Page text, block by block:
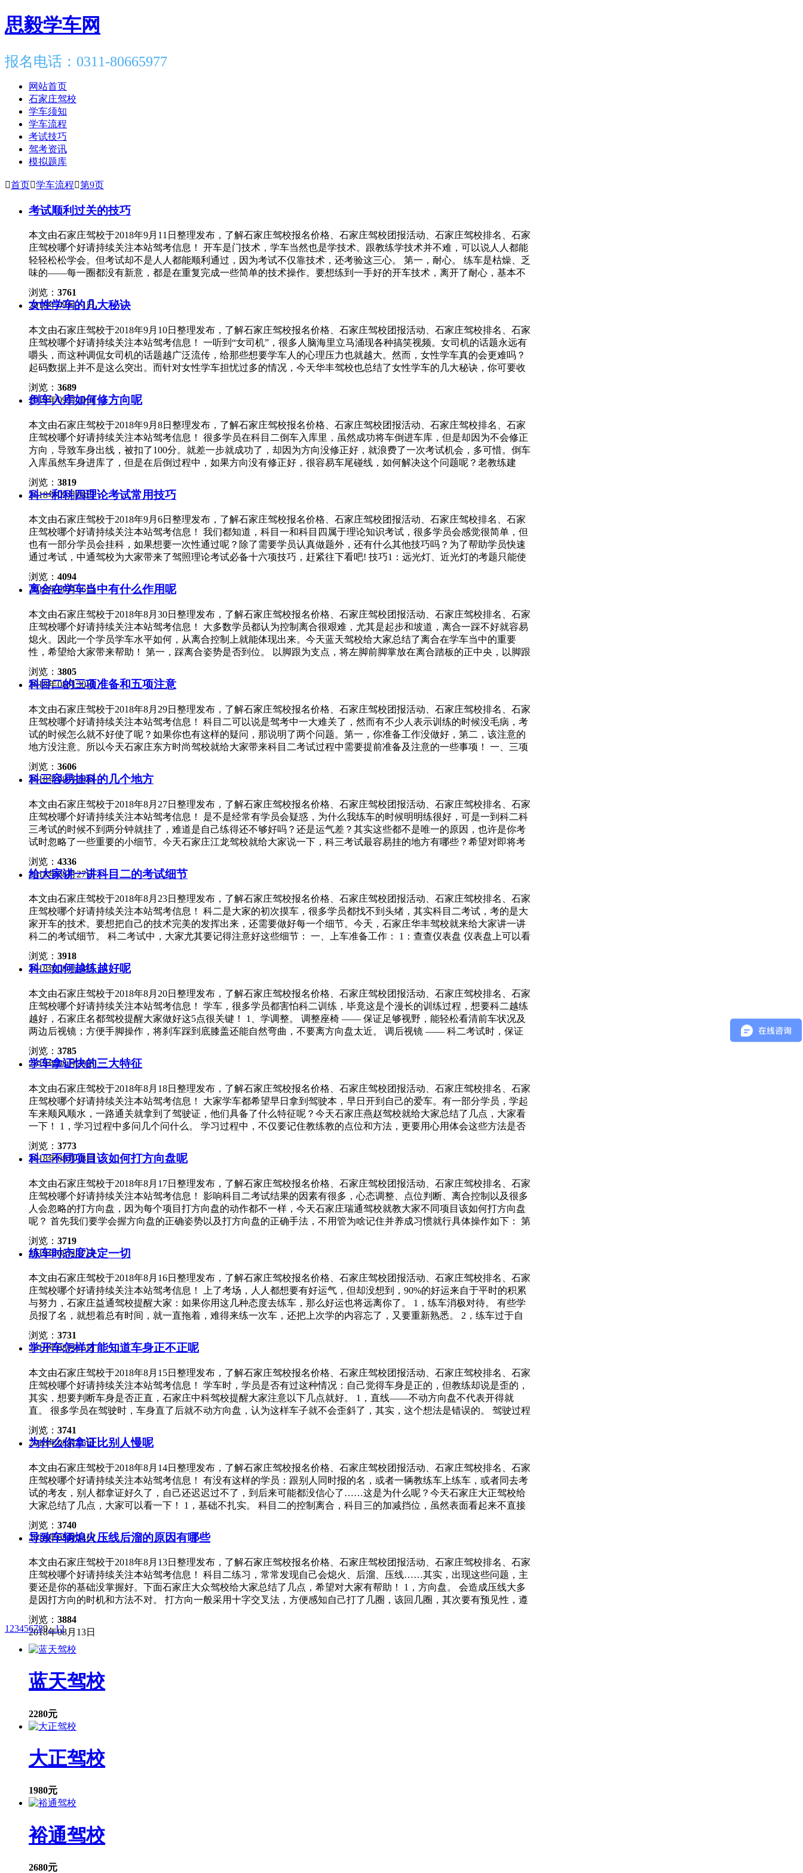
思毅学车网
报名电话：0311-80665977
网站首页
石家庄驾校
学车须知
学车流程
考试技巧
驾考资讯
模拟题库
首页学车流程第9页
考试顺利过关的技巧
本文由石家庄驾校于2018年9月11日整理发布，了解石家庄驾校报名价格、石家庄驾校团报活动、石家庄驾校排名、石家
庄驾校哪个好请持续关注本站驾考信息！ 开车是门技术，学车当然也是学技术。跟教练学技术并不难，可以说人人都能
轻轻松松学会。但考试却不是人人都能顺利通过，因为考试不仅靠技术，还考验这三心。 第一，耐心。 练车是枯燥、乏
味的——每一圈都没有新意，都是在重复完成一些简单的技术操作。要想练到一手好的开车技术，离开了耐心，基本不
可能。 第二，细心。 驾考、开车永远离不开细心。比如考试时，细心检查安全带、仪表盘，细心看好点位，细心做好每
个操作。可以肯定，开车不细心，驾考必然挂。 第三，专心。 练车要专心致志，考试更要专心致志，因为这是破解考试
紧张的最好方法。有的学员考试时，紧张到大脑一片空白，如果这时候什么也不想，只是专心完成眼下的每一个操作，
就会发现紧张情绪完全被“忘掉”了。 冀安驾校提醒大家：教练更希望大家，在通过考试、拿到驾照以后，仍然能保持上
车细心、上路耐心、开车专心，这样才能保证安全，这样才是对自己和家人负责。
浏览： 3761
2018年09月11日
女性学车的几大秘诀
本文由石家庄驾校于2018年9月10日整理发布，了解石家庄驾校报名价格、石家庄驾校团报活动、石家庄驾校排名、石家
庄驾校哪个好请持续关注本站驾考信息！ 一听到“女司机”，很多人脑海里立马涌现各种搞笑视频。女司机的话题永远有
嚼头，而这种调侃女司机的话题越广泛流传，给那些想要学车人的心理压力也就越大。然而，女性学车真的会更难吗？
起码数据上并不是这么突出。而针对女性学车担忧过多的情况，今天华丰驾校也总结了女性学车的几大秘诀，你可要收
集好了哦！ 第一，练车前。 1，穿着有讲究。 ①千万别穿高跟鞋，平底鞋最合适！ ②发型、帽子别遮挡视线哦！ ③别
穿奇装异服（特大的袖子或者各种“奇怪的布条”），冬天别太臃肿。 ④可以的话，太大或者厚重手镯脚镯就不要带了~
2，个人注意点。 个子娇小的女性如果发现视线不好，可以去买一个坐垫哦！ 3，备考有方法。 科目一科目四的理论题
库千把道，如果你等到考前在突击，往往要全军覆没。报名后就可以开始好好准备了，每天看一些，考前在模拟考练练
手，轻松考过。 第二，练车中。 1，脸皮要厚。 接触过很多女性朋友学车，都是习惯“不懂装懂”。并不是说她不好学，
主要还是“怕教练”“怕笑话”“怕丢人”。学车大家都是新手，你的问题也许也是别人的问题，鼓起勇气问吧！ 2，胆子要
大。 女性有一个普遍的问题，那就是畏手畏脚！学车很危险，但是教练在旁边，他脚下有副刹的！而且科目二的油门也
是关了的，不要害怕那么多，教练怎么说大胆去操作就是了！ 3，担忧要少。 少点担忧稳住心态。很多女性朋友一紧张
就脑子空白，不知道如何操作。这主要还是心态不好，一焦虑就不能冷静思考。其实大家学车都会犯些低级错误，但是
不错误留在训练场而不是考场甚至马路上，不是更好吗？ 第三，考试。 1，平常心。 既然已经来考试了，那么说明教练
脚。 信心要有，准备也要有！在侯考室时候，不要干坐着，不然反而可能焦急起来。你可以看看考试流程，或者脑海里
面再仔细思考下细节。也许就这么过一遍，考试就过了呢？
浏览： 3689
2018年09月10日
倒车入库如何修方向呢
本文由石家庄驾校于2018年9月8日整理发布，了解石家庄驾校报名价格、石家庄驾校团报活动、石家庄驾校排名、石家
庄驾校哪个好请持续关注本站驾考信息！ 很多学员在科目二倒车入库里，虽然成功将车倒进车库，但是却因为不会修正
方向，导致车身出线，被扣了100分。就差一步就成功了，却因为方向没修正好，就浪费了一次考试机会，多可惜。倒车
入库虽然车身进库了，但是在后倒过程中，如果方向没有修正好，很容易车尾碰线，如何解决这个问题呢？老教练建
议，小角度双手扶住方向盘修正是最好的。今天永泰驾校教大家一个简单的方法，让你一分钟马上学会修方向！, 1，在
车子回正方向后，观察后视镜，一般这时候观察右边后视镜，车身与边线如果平行了，直接继续后倒即可。如果车身与
边线不平行，就要小幅度修正，直到平行。这里需要注意的是，离合器控制平稳，控制慢，让车子的速度慢下来，留给
自己多一点时间来调整。 2，修方向的时候，双手不要离开方向盘，防止乱向。很多考试车由于用久了，方向盘比较
松，稍微没扶稳，方向就会有变化。本来修正就只要小角度修，但是如果方向盘不稳，就达不到预期的调整效果。切勿
双手交叉打方向，我们之前说的双手不离开方向盘就是为了不乱向，交叉打方向乱向了，车身就会出库。 3，后视镜
中，如果车尾往右偏，那方向盘向右打半圈，让车慢慢走到平行。同理，车尾往左边偏，则方向盘往左打半圈。注意，
在修平行的时候，也要观察左边后视镜下边线与车库前边线的距离，一般镜子下边线与库顶线重合即可停车。虽然小角
度修是原则，但是如果车尾偏太多的话，修的时候要适当加大角度，一般是打到12点钟方向，但是偏太多就可以修到2点
钟方向。 4，当车身与边线平行时，方向马上回正，到停车点就停车就好了。如果车身还未完全平行，但是已经到停车
浏览： 3819
2018年09月08日
科一和科四理论考试常用技巧
本文由石家庄驾校于2018年9月6日整理发布，了解石家庄驾校报名价格、石家庄驾校团报活动、石家庄驾校排名、石家
庄驾校哪个好请持续关注本站驾考信息！ 我们都知道，科目一和科目四属于理论知识考试，很多学员会感觉很简单，但
也有一部分学员会挂科，如果想要一次性通过呢？除了需要学员认真做题外，还有什么其他技巧吗？为了帮助学员快速
通过考试，中通驾校为大家带来了驾照理论考试必备十六项技巧，赶紧往下看吧! 技巧1：远光灯、近光灯的考题只能使
用近光灯，不准使用远光灯。遇到雾天选防雾灯。 技巧2：红色是禁令、黄色是警告、蓝色是指示，三种颜色都没有是
辅助。 技巧3：禁令对禁止、警告对警告、指示对指示，相同就对，不相同就错。 技巧4：黄灯亮与黄灯闪烁只一字之
差。“闪烁”确保安全;“亮”不准通行，但越线的可通行。 技巧5：学车年龄的：中型客车选中数不胜数，其余选大数;判断
题是对的。 技巧6：只有冰雪道路是下坡先行，其余都是上坡先行。如果出现两个上坡先行，就选字多的。 技巧7：有省
选省，无省选县。 技巧8：户籍地对户籍地，暂住地对暂住地。 技巧9：与伤员有关的判断题：只有“不需要配合人工呼
吸”、“远心端”和“软质担架”是错的，先固定后止血是错的其他都是对的。 技巧10：车辆检验的判断题都是对的。 技巧
11：关于载人：有不准载人，选不准载人;没有，选带5人的。 技巧12：交通事故责任的判断题都是错的。 技巧13：一个
计分周期12分有关的考题：记分“满”12分有“考试”和记分未达到12分的判断题都是错的，其他是对的。 技巧14：与伤员
有关的选择题：一般选择字多的。一般选C，肢体固定选1/3处此选项不一定是C。 技巧15：违章记分的考题：违章记12
分的判断题都是对的;违章记多少分的选择题选择6分;记3分选择违章行为全选B答案。 技巧16：有关天数的考题：只要记
浏览： 4094
2018年09月06日
离合在学车当中有什么作用呢
本文由石家庄驾校于2018年8月30日整理发布，了解石家庄驾校报名价格、石家庄驾校团报活动、石家庄驾校排名、石家
庄驾校哪个好请持续关注本站驾考信息！ 大多数学员都认为控制离合很艰难，尤其是起步和坡道，离合一踩不好就容易
熄火。因此一个学员学车水平如何，从离合控制上就能体现出来。今天蓝天驾校给大家总结了离合在学车当中的重要
性，希望给大家带来帮助！ 第一，踩离合姿势是否到位。 以脚跟为支点，将左脚前脚掌放在离合踏板的正中央，以脚跟
为支点上下移动。 第二，判断半联动是否准确。 半联动对于起步，尤其是坡道起步很关键。 1.听发动机声音，快到半联
动时明显感觉到发动机的轰鸣声音变小； 2.看转速表，转速表上的指针跳动幅度明显变小。 第三，离合控制是否熟练。
1.起步。 科二起步不需要用到油门，所以通过离合来让车辆前行。不要一下子把离合松开，起步熄火直接扣10分的话会
影响考生接下来的发挥；抬离合遵循“一快二慢三联动”，即一开始快抬，当感觉即将到半联动的临界点时速度放慢，找
到联动点。 2.控制速度： 别看场地驾驶速度慢，稍稍快一点就会来不及看点。所以在用离合控制速度的时候脚掌踩抬幅
度要小。 注意，不要为了追求速度一味去压离合，否则容易中途熄火。方向盘打死时，有意识地松一点离合，为车轮预
留一点空间。 3.换挡： 挂一挡和倒挡时，顺序是先离合刹车到底，再挂挡。 如果第一次没有挂进挡，可以把离合松开，
第二次踩到底进行挂挡。 4.停车： 无论科二还是科三，停车顺序永远都是先离合再刹车，不然就熄火了。 第四，运用离
合是否灵活。 考试车与我们平时训练的教练车，离合也有不同。试离合的时候，对于离合器高的考试车，要稳松，多松
一些，因为离合器高，松少了离合器，车辆不会动；对于离合器低的考试车，要慢松，少松，因为离合器低，松得快很
浏览： 3805
2018年08月30日
科目二的三项准备和五项注意
本文由石家庄驾校于2018年8月29日整理发布，了解石家庄驾校报名价格、石家庄驾校团报活动、石家庄驾校排名、石家
庄驾校哪个好请持续关注本站驾考信息！ 科目二可以说是驾考中一大难关了，然而有不少人表示训练的时候没毛病，考
试的时候怎么就不好使了呢？如果你也有这样的疑问，那说明了两个问题。第一，你准备工作没做好，第二，该注意的
地方没注意。所以今天石家庄东方时尚驾校就给大家带来科目二考试过程中需要提前准备及注意的一些事项！ 一、三项
准备。 1、上车准备。 （1）上车后先调整好座椅，千万别忘了； （2）再调整两边的后视镜到适合自己的位置； （3）
最后系好安全带，这个也很重要，如果不系直接不及格。 2、考前准备。 （1）调整心态，尽量放松自己，前一天准备好
考试需要的证件； （2）最好提前熟悉一下考场； （3）衣着方面一定要以舒适为主，最好穿一双便利的平底鞋。 3 、考
试准备。 （1）事先熟知考试流程，第一次开始考试前把车开到坡起黄线处等待安全员核对身份证，听到语音“考试开
始”后，进行考试； （2）考试结束后把车开到起始位置，中途不要熄火； （3）每进行完一个项目后，在去下一个项目
的途中，可以合理控制车速，利用短暂时间想好下一步该怎么操作。 二、五项注意。 1、倒车入库注意事项。 （1）车
开到起始位置，注意车身距离库边线的距离，不要离太远，也不能压线，保持在30cm左右即可； （2）倒车时注意看准
线点，打死方向，平时怎么练这时还怎么考，从后视镜里看准库点； （3）车进库后一定要注意回正，不要左拐右拐；
（4）进库后注意不要倒太多了，入库即停； （5）左出库时注意左边车身距离库线的大小，适当调整方向盘，一定要出
库到达规定的位置。 2、定点停车与起步注意事项。 （1）听到“上坡定点停车”指令后向右适当转动方向盘，使车辆正直
小镜子与立柱平行时踩离合器同时踩下刹车，车头最前端保险杠停在白线中间，拉手刹。 （3）坡道起步时慢抬离合
器，当车头第一次上扬，再次慢抬离合器车头第二次上扬车身抖动，左脚保持不动，慢放手刹 （4）当车辆开始起步
后，注意保持离合器的稳定。等车完全下坡之后松开离合器，顺利下坡，操作完成。 3、侧方停车注意事项。 （1）车开
到考试位置时，注意车身与边线距离，车身不能压白线； （2）倒库打方向时先右、再回正（左）、再向左，注意不要
打方向盘，车速慢正常打方向盘； （3）通过后视镜观察，自己的车左后轮有没有快压角，如果有危险，可以适当回一
下方向盘。 5、曲线行驶。 （1）记住“左转右靠，右转左靠”，大部分人都是后轮压线导致的挂科； （2）车速要控制，
试时放松心态，大家一定可以顺利通关征服科目二这座高山的。
浏览： 3606
2018年08月29日
科三容易挂科的几个地方
本文由石家庄驾校于2018年8月27日整理发布，了解石家庄驾校报名价格、石家庄驾校团报活动、石家庄驾校排名、石家
庄驾校哪个好请持续关注本站驾考信息！ 是不是经常有学员会疑惑，为什么我练车的时候明明练很好，可是一到科二科
三考试的时候不到两分钟就挂了，难道是自己练得还不够好吗？还是运气差？其实这些都不是唯一的原因，也许是你考
试时忽略了一些重要的小细节。今天石家庄江龙驾校就给大家说一下，科三考试最容易挂的地方有哪些？希望对即将考
科三的你们有用。 易错点一、换挡时要目视前方。 科目三考试中明文规定，换挡时低头看档直接不合格。所以，学员在
练习的时候要注意练习档位的操作，只有练扎实了，熟悉了，考试时听到语音请换档时就能立即反应怎么操作，不然导
致反应时间过长，挂错档，速度与档位不匹配也直接挂。换挡时动作要连贯，踩离合——换挡——踩油门，速度要快。
易错点二：准备工作和灯光模拟考试。 1、准备工作。 等到考试官确认好考生的身份信息后，考生下车按逆时针的方向
绕车一圈，注意观察考试车有没有什么问题及周围的交通状况，保持与车身在1米的范围内，这样才能确保车上的红外检
测线能够检测到。上车后要确认车门是否好，然后系好安全带，建议平时养成系安全带的好习惯，这样考试的时候才不
会忘记。如果忘记系安全带的话可能会造成挂科。 2、灯光模拟考试。 灯光模拟考试应该算是科三最简单的一个项目
了，学员只需要在语音提示后，5秒之内做出相应的灯光操作就可以了，特别要注意远近灯光的交替操作，只有在超越前
方车辆、夜间通过急弯坡路拱桥或没有信号灯的路口才使用。 易错点三、路口转弯时要减速减档。 听到考试车上的语音
提示，前方右转弯时，考生应降低车速，保持20码以下速度行驶，换至2档；然后打开右转向灯，通过后视镜左右观察车
然后开启左转向灯，通过后视镜左右观察车外情况，确认安全后低速转大弯通过。
浏览： 4336
2018年08月27日
给大家讲一讲科目二的考试细节
本文由石家庄驾校于2018年8月23日整理发布，了解石家庄驾校报名价格、石家庄驾校团报活动、石家庄驾校排名、石家
庄驾校哪个好请持续关注本站驾考信息！ 科二是大家的初次摸车，很多学员都找不到头绪，其实科目二考试，考的是大
家开车的技术。要想把自己的技术完美的发挥出来，还需要做好每一个细节。今天，石家庄华丰驾校就来给大家讲一讲
科二的考试细节。 科二考试中，大家尤其要记得注意好这些细节： 一、上车准备工作： 1：查查仪表盘 仪表盘上可以看
到，除了手刹的灯是亮的，其它的都应该是灭的。通过这一个细节，可以检查出这些问题：车门关死了么？安全带系了
么？手刹拉好了么？灯光都关了么？汽车发动了么？ 2：调调椅和镜 到了考试车前，打开车门，第一件事——调整座椅
高低、前后。调整好座椅以后，再调节后视镜到合适的位置。 3：试试离合器 左脚反复踩几次离合器，感受下离合器的
力度、高度，并且找好脚后跟合适的位置。 二、考试阶段 1：认清考试路线 不管开得好不好，先要保证走对路。一定看
清标识，按照规定的路线行驶。 2：起步带点刹车 科二除了半坡起步，还有七次起步，这些起步最好也稍微踩一点刹
车，防止车辆后溜、压线。方法与半坡起步一样，刹车稍微踩一点点就可以。 3：全程压住车速 在考核项目区间内的时
候，自然要压住车速，另外在考试项目之间的过渡路段，也要保持缓慢行驶，保持自己缓慢的节奏。另外，也可以利用
这个过渡路段，反复踩松离合，让自己更加熟悉新车的离合。 4：不要临时起意 平时怎么练习，考试就怎么做。比如倒
车点位，不要怕打晚了而故意早打，跟平时一样就行。另外，开车速度也要与平时一样，不要因为紧张开快，也不要可
以放慢。
浏览： 3918
2018年08月23日
科二如何越练越好呢
本文由石家庄驾校于2018年8月20日整理发布，了解石家庄驾校报名价格、石家庄驾校团报活动、石家庄驾校排名、石家
庄驾校哪个好请持续关注本站驾考信息！ 学车，很多学员都害怕科二训练，毕竟这是个漫长的训练过程，想要科二越练
越好，石家庄名都驾校提醒大家做好这5点很关键！ 1、学调整。 调整座椅 —— 保证足够视野，能轻松看清前车状况及
两边后视镜；方便手脚操作，将刹车踩到底膝盖还能自然弯曲，不要离方向盘太近。 调后视镜 —— 科二考试时，保证
车身占两边后视镜1/4左右的情况下，可尽量调低，方便看清车轮及地上标线。 2、控方向。 控制方向盘，要掌握正确的
握姿与打法，左右手分别握方向盘左右两边9点钟和3点钟的方向，这样的握法便于感知打了几圈，该回几圈。 操作时，
遵循打多少回多少，快打快回，慢打慢回的原则；转弯时，遵循大弯快打（如直角转弯），小弯慢打（如曲线行驶）；
调整时，遵循多打小回，少打快补的原则。 3、拉直线。 练习科二，教练一般都会要求拉直线，即偏离边线后，再将车
身拉直与之平行，距离大约30公分左右，包括前进和倒车拉直线。 拉直线主要是为了打好基础，练习如何看点跟点、控
制离合、通过后视镜修正车身及避免压线，这些科二通通都用得到。 4、踩离合。 科二对离合的控制很关键，坡起抬快
了容易熄火，抬多了车速太快容易错过对点时机，所以，踩好离合把车控制在缓慢的速度很重要。 坡起时，离合需比平
地抬得更高些，到半联动附近时，动作一定要慢，车身抖动较平地稍微厉害些时要稳住；停车时，离合刹车同时快速踩
到底。 5、抓细节。 科二细节虽不比科三那么多，但也是一漏就挂的，所以学员必须要记清每个项目需要看的点位、操
作的方法，保证每次练习的稳定发挥。 对于一些习惯，如上车记好安全带，起步、侧方出库、直角转弯要打转向灯，都
浏览： 3785
2018年08月20日
学车拿证快的三大特征
本文由石家庄驾校于2018年8月18日整理发布，了解石家庄驾校报名价格、石家庄驾校团报活动、石家庄驾校排名、石家
庄驾校哪个好请持续关注本站驾考信息！ 大家学车都希望早日拿到驾驶本，早日开到自己的爱车。有一部分学员，学起
车来顺风顺水，一路通关就拿到了驾驶证，他们具备了什么特征呢？今天石家庄燕赵驾校就给大家总结了几点，大家看
一下！ 1，学习过程中多问几个问什么。 学习过程中，不仅要记住教练教的点位和方法，更要用心用体会这些方法是否
适用于自己。在操作过程中应该多去想想为什么这个步骤应该这样去做，那个步骤应该那样去做。弄懂了以后再去记
忆，而不是死记硬背，生搬硬套。 同样的，在练车过程中应该认真的按照教练的教学方法去练习，如果有失误的话，应
该多问几个为什么，找到问题出现的原因，及改正的方法。 2，变被动学车为主动学车。 主动学车学起来效果好，学习
进度也快；被动学车，死记硬背不能灵活掌握技术技巧，学得慢不说，学习效果也不好。 主动学车，学到了技术和车
感，开起车来灵活应变能力强，能够应付各种考试突发情况；被动学车，学的机械、死板，无法应付突发情况，考试只
要一出问题必挂。 主动学车，学到的是技术技巧，拿到驾驶本后能更快的上路；被动学车，学到的只是一堆点位，只能
应付考试，开车上路就傻眼了，这部分人就说驾校学车无用论的人，因为学车时他们太被动了。 学员学车去学习开车不
仅是享受教练教学的服务，更需要自己主动的接受和学习驾驶技术。 3，集中时间练车，集中时间考试。 假如你每次练
车都间隔一两个月，那每次学车无异于从头开始，浪费课时不说，到最后估计也无法顺利通过考试。 学完车尽量早点考
试，时间久了没练车，必然手脚生疏，考试失败的几率就大多了，集中精力短时间的训练和考试，对于提升及格率的效
浏览： 3773
2018年08月18日
科二不同项目该如何打方向盘呢
本文由石家庄驾校于2018年8月17日整理发布，了解石家庄驾校报名价格、石家庄驾校团报活动、石家庄驾校排名、石家
庄驾校哪个好请持续关注本站驾考信息！ 影响科目二考试结果的因素有很多，心态调整、点位判断、离合控制以及很多
人会忽略的打方向盘，因为每个项目打方向盘的动作都不一样，今天石家庄瑞通驾校就教大家不同项目该如何打方向盘
呢？ 首先我们要学会握方向盘的正确姿势以及打方向盘的正确手法，不用管为啥记住并养成习惯就行具体操作如下： 第
一，倒车入库方向盘打法。 主要教大家，在倒库时如何通过打方向盘微调。记住一句话：车轮离哪个库边线远就把方向
往哪边打。同理，车轮离哪个库边线近，你就往反方向打。这样在调正车身的同时还能使另一边车轮避免压线的风险。
第二，坡道定点方向盘打法。 1、下坡的时候就通过方向盘调整好车身位置，上坡的时候基本上不用动。如果下坡的时
候没有调整，那在上坡的时候就要抓紧时间调整了。 2、坡道起步后，向左微调方向即可，然后驶离该项目。 第三，曲
线行驶方向盘打法。 遵循两个不变原则就行： 一是左转往右靠，右转往左靠； 二是车速快，打方向速度也要快；速度
慢，打方向速度也要慢（也别太慢了）。 1、左转往左打方向盘，右转往右打，随着车身慢慢驶出弯道，方向盘也要慢
慢回正； 2、回正后，把握好时机，再往另外一个反向打即可； 3、注意控制车速，别光顾着眼前而不顾脚下。 第四，
直角转弯方向盘打法。 车身尽量往右靠，到达点位后，向左打满方向即可。 注意的是，车速快就要提前打，而且打方向
速度也要快。车速慢的话，正常打方向就行。 车正后方向盘再回正也不迟，不用急着回方向盘（科目三的时候你就明白
了）。 第五，侧方停车方向盘打法。 1、上线时通过方向盘调正车身，保持不动即可； 2、倒库时，看右后视镜，延长
看左后视镜，你觉得到达点位时，继续向左打一圈半。有的人会习惯性开始往右打。
浏览： 3719
2018年08月17日
练车时态度决定一切
本文由石家庄驾校于2018年8月16日整理发布，了解石家庄驾校报名价格、石家庄驾校团报活动、石家庄驾校排名、石家
庄驾校哪个好请持续关注本站驾考信息！ 上了考场，人人都想要有好运气，但却没想到，90%的好运来自于平时的积累
与努力，石家庄益通驾校提醒大家：如果你用这几种态度去练车，那么好运也将远离你了。 1，练车消极对待。 有些学
员报了名，就想着总有时间，就一直拖着，难得来练一次车，还把上次学的内容忘了，又要重新熟悉。 2，练车过于自
信。 有的学员一开始上手快，于是就以为自己什么都会了，不听教练指导还瞎创新，到了考试挂科才知道错了。 教练开
了那么多年车，怎样都比你有经验，何况考试就考那些知识点，只要你能沉下心来听从教练的指导，考试机会自然不会
被浪费。想要有车感，就要多练车，最好是连着来练，否则时间间隔太久，不容易找到车感，会直接影响考试的通过。
3，练车不懂提问。 有些学员害怕教练，有问题不敢问，自己瞎琢磨，但又感觉进步慢，就怀疑教练的方法。 不要因为
担心教练批评，就不愿去请教教练，用错误的方法练车，这样只会越练越错，形成恶性循环。 4，练车急功近利。 有些
学员报了名就想快点考试、快点拿证，于是一项没练熟，就催着教练教其他的，到最后，问题越积越多，自己也越学越
乱。 不管是练车还是考试都不能太心急，一口气也不可能吃成一个胖子，沉下心来，循序渐进，稳扎稳打，一次过的运
气自然降临。 5，练车缺乏思考。 教练能做的，就是把方法教给你，训练时帮你纠错，剩下的就要靠你自己，如果不懂
得每一步是为何要这样操作，那么，你还是不会开车。 其实学车和学习其他知识一样，只有懂得去思考，才能把知识吸
收成自己的，作为教练，更希望学员能明白，学车最终受益的，还是你们自己！
浏览： 3731
2018年08月16日
学开车怎样才能知道车身正不正呢
本文由石家庄驾校于2018年8月15日整理发布，了解石家庄驾校报名价格、石家庄驾校团报活动、石家庄驾校排名、石家
庄驾校哪个好请持续关注本站驾考信息！ 学车时，学员是否有过这种情况：自己觉得车身是正的，但教练却说是歪的，
其实，想要判断车身是否正直，石家庄中科驾校提醒大家注意以下几点就好。 1，直线——不动方向盘不代表开得就
直。 很多学员在驾驶时，车身直了后就不动方向盘，认为这样车子就不会歪斜了，其实，这个想法是错误的。 驾驶过程
路况在变，想要始终保持车身正直，必须根据路况来开，眼睛尽量往远处看，望远再顾近，用余光对比下路边参照物或
通过后视镜观察车身与路边缘线距离。 2，倒车——后视镜平行不代表真的平行。 由于倒车需要通过观察后视镜，于是
很多学员便把所有的注意力都放在后视镜中，但却忽略了后视镜其实会有视觉差，你看到的平行实际上并不平行。 学员
在练习时，首先要了解标准，比如标准的入库，平行时车尾看起来会窄些，呈“八”字形，然后再下车感受下车身的位置
与镜中有何区别，才能更好的感知车身是否正直。 3，过程——调整好位置不代表固定坐姿。 开车时，坐姿很关键，很
多学员懂得去调整座椅、后视镜，但是还是忽略了坐姿要固定下来。 如何保持正确坐姿？标准就是坐姿固定易操作，视
线开阔少遮挡，看点身体要端正，车才容易开得直。
浏览： 3741
2018年08月15日
为什么你拿证比别人慢呢
本文由石家庄驾校于2018年8月14日整理发布，了解石家庄驾校报名价格、石家庄驾校团报活动、石家庄驾校排名、石家
庄驾校哪个好请持续关注本站驾考信息！ 有没有这样的学员：跟别人同时报的名，或者一辆教练车上练车，或者同去考
试的考友，别人都拿证好久了，自己还迟迟过不了，到后来可能都没信心了……这是为什么呢？今天石家庄大正驾校给
大家总结了几点，大家可以看一下！ 1，基础不扎实。 科目二的控制离合，科目三的加减挡位，虽然表面看起来不直接
考察，却是关乎成败的基础。 如果这些基础还掌握不好，只想着其它的点位、细节，这样的练车是本末倒置，怎么练都
很难达标。 2，练车不积极。 其实这是影响拿证速度最关键的原因。一说去训练场练车，就有各种理由推脱：工作忙、
时间少、天气热……不仅练车进度跟不上，每次练车还要花不少时间，来复习之前学过的内容。结果就是，别人练半月
就能考试，自己几个月了还没完全学会。 3，动手不动脑。 把车开动，并不难，难的是开得准确、开得安全。一般一两
次尝试，就可以知道考试的技术要求，后面大量的练习，都是在掌握、巩固。 如果练车时，只机械的练习，不知道自我
总结，那练十圈的提升也不会有多明显，拿证当然要慢很多。 4，交流不畅通。 “闭门造车”，练车只知道自己闷头练
习，却很少向教练请教、与同学交流，这样练车效率也不会高。 有时，自己反复琢磨不同的地方，别人一句话可能就有
很大帮助。 5，心态不过关。 驾照考试，心态占了相当的比例。太害怕挂科了，会导致心里紧张、影响发挥；对考试无
所谓，又可能不够谨慎，犯低级错误。 平时练车，既要练技术，也要以考试的状态来要求自己，锻炼心态，这样面对考
试才更容易一把过。 不过，只要大家相信教练，自己能戒骄戒躁、扎实练车，有什么困难，教练可以帮助大家一起解
决，全力以赴帮助大家早日拿到驾照。
浏览： 3740
2018年08月14日
导致车辆熄火压线后溜的原因有哪些
本文由石家庄驾校于2018年8月13日整理发布，了解石家庄驾校报名价格、石家庄驾校团报活动、石家庄驾校排名、石家
庄驾校哪个好请持续关注本站驾考信息！ 科目二练习，常常发现自己会熄火、后溜、压线……其实，出现这些问题，主
要还是你的基础没掌握好。下面石家庄大众驾校给大家总结了几点，希望对大家有帮助！ 1，方向盘。 会造成压线大多
是因打方向的时机和方法不对。 打方向一般采用十字交叉法，方便感知自己打了几圈，该回几圈，其次要有预见性，遵
循“哪边宽往那边打”，过程注意是微调。 2，控离合。 车子会熄火、后溜，很大程度和控制离合有关。 控制离合的第一
步就是熟知离合的半联动状态，保证起步不熄火、不后溜；其次，控制好车速，快了稍往下压，慢了轻轻抬，以便观察
和修正车身和边缘线的距离。 3，调姿势。 点位对不准导致考试挂科，根源不是出于技术就是考前座椅、姿势、后视镜
没调好。 由于每个人身高不同，所以学员上车后一定不能偷懒，要及时把座椅后视镜调整至适合自己的位置和角度，确
浏览： 3884
2018年08月13日
1 23456789...12
蓝天驾校
2280元
大正驾校
1980元
裕通驾校
2680元